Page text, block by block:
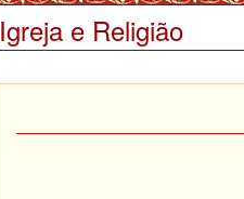
Igreja e Religião